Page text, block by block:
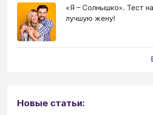
«Я – Солнышко». Тест
лучшую жену!
Новые статьи: